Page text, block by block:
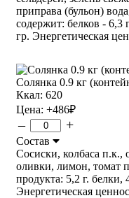
приправа (бульон)
содержит: белков - 6,3
гр. Энергетическая
Солянка 0.9 кг
Ккал: 620
Цена: +486₽
– +
Состав
Сосиски, колбаса
оливки, лимон, томат
продукта: 5,2 г. белки,
Энергетическая